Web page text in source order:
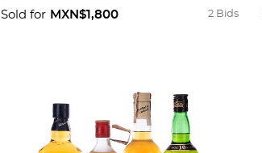
Bermudez/ Entre otros. Pzas 8
2 Bids
Sold for MXN$1,800